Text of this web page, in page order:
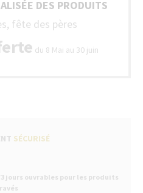
avec
garantie
DES PRODUITS
fête des pères
du 8 Mai au 30 juin
SÉCURISÉ
3 jours ouvrables pour les produits